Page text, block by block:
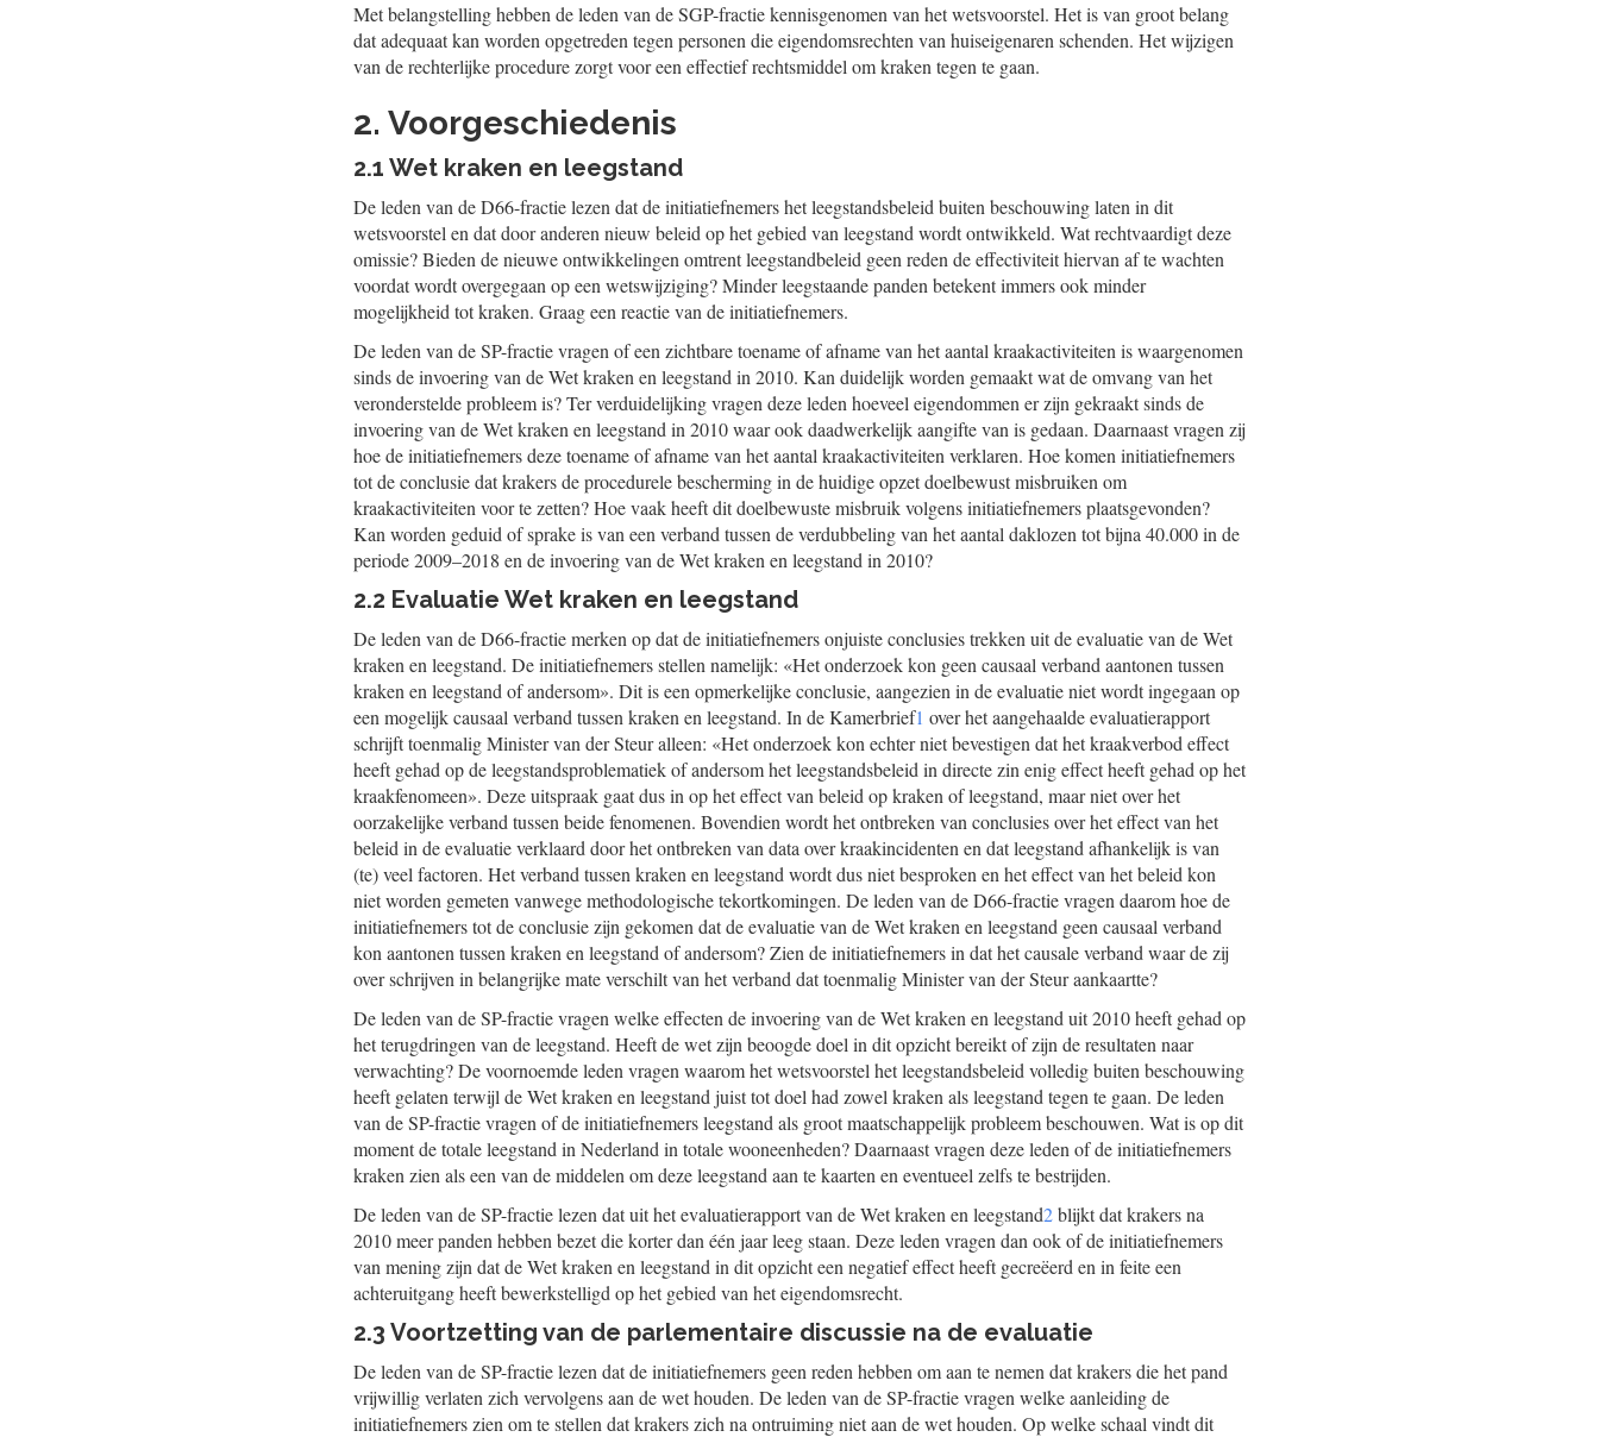
Met belangstelling hebben de leden van de SGP-fractie kennisgenomen van het wetsvoorstel. Het is van groot belang
dat adequaat kan worden opgetreden tegen personen die eigendomsrechten van huiseigenaren schenden. Het wijzigen
van de rechterlijke procedure zorgt voor een effectief rechtsmiddel om kraken tegen te gaan.
2. Voorgeschiedenis
2.1 Wet kraken en leegstand
De leden van de D66-fractie lezen dat de initiatiefnemers het leegstandsbeleid buiten beschouwing laten in dit
wetsvoorstel en dat door anderen nieuw beleid op het gebied van leegstand wordt ontwikkeld. Wat rechtvaardigt deze
omissie? Bieden de nieuwe ontwikkelingen omtrent leegstandbeleid geen reden de effectiviteit hiervan af te wachten
voordat wordt overgegaan op een wetswijziging? Minder leegstaande panden betekent immers ook minder
mogelijkheid tot kraken. Graag een reactie van de initiatiefnemers.
De leden van de SP-fractie vragen of een zichtbare toename of afname van het aantal kraakactiviteiten is waargenomen
sinds de invoering van de Wet kraken en leegstand in 2010. Kan duidelijk worden gemaakt wat de omvang van het
veronderstelde probleem is? Ter verduidelijking vragen deze leden hoeveel eigendommen er zijn gekraakt sinds de
invoering van de Wet kraken en leegstand in 2010 waar ook daadwerkelijk aangifte van is gedaan. Daarnaast vragen zij
hoe de initiatiefnemers deze toename of afname van het aantal kraakactiviteiten verklaren. Hoe komen initiatiefnemers
tot de conclusie dat krakers de procedurele bescherming in de huidige opzet doelbewust misbruiken om
kraakactiviteiten voor te zetten? Hoe vaak heeft dit doelbewuste misbruik volgens initiatiefnemers plaatsgevonden?
Kan worden geduid of sprake is van een verband tussen de verdubbeling van het aantal daklozen tot bijna 40.000 in de
periode 2009–2018 en de invoering van de Wet kraken en leegstand in 2010?
2.2 Evaluatie Wet kraken en leegstand
De leden van de D66-fractie merken op dat de initiatiefnemers onjuiste conclusies trekken uit de evaluatie van de Wet
kraken en leegstand. De initiatiefnemers stellen namelijk: «Het onderzoek kon geen causaal verband aantonen tussen
kraken en leegstand of andersom». Dit is een opmerkelijke conclusie, aangezien in de evaluatie niet wordt ingegaan op
een mogelijk causaal verband tussen kraken en leegstand. In de Kamerbrief1 over het aangehaalde evaluatierapport
schrijft toenmalig Minister van der Steur alleen: «Het onderzoek kon echter niet bevestigen dat het kraakverbod effect
heeft gehad op de leegstandsproblematiek of andersom het leegstandsbeleid in directe zin enig effect heeft gehad op het
kraakfenomeen». Deze uitspraak gaat dus in op het effect van beleid op kraken of leegstand, maar niet over het
oorzakelijke verband tussen beide fenomenen. Bovendien wordt het ontbreken van conclusies over het effect van het
beleid in de evaluatie verklaard door het ontbreken van data over kraakincidenten en dat leegstand afhankelijk is van
(te) veel factoren. Het verband tussen kraken en leegstand wordt dus niet besproken en het effect van het beleid kon
niet worden gemeten vanwege methodologische tekortkomingen. De leden van de D66-fractie vragen daarom hoe de
initiatiefnemers tot de conclusie zijn gekomen dat de evaluatie van de Wet kraken en leegstand geen causaal verband
kon aantonen tussen kraken en leegstand of andersom? Zien de initiatiefnemers in dat het causale verband waar de zij
over schrijven in belangrijke mate verschilt van het verband dat toenmalig Minister van der Steur aankaartte?
De leden van de SP-fractie vragen welke effecten de invoering van de Wet kraken en leegstand uit 2010 heeft gehad op
het terugdringen van de leegstand. Heeft de wet zijn beoogde doel in dit opzicht bereikt of zijn de resultaten naar
verwachting? De voornoemde leden vragen waarom het wetsvoorstel het leegstandsbeleid volledig buiten beschouwing
heeft gelaten terwijl de Wet kraken en leegstand juist tot doel had zowel kraken als leegstand tegen te gaan. De leden
van de SP-fractie vragen of de initiatiefnemers leegstand als groot maatschappelijk probleem beschouwen. Wat is op dit
moment de totale leegstand in Nederland in totale wooneenheden? Daarnaast vragen deze leden of de initiatiefnemers
kraken zien als een van de middelen om deze leegstand aan te kaarten en eventueel zelfs te bestrijden.
De leden van de SP-fractie lezen dat uit het evaluatierapport van de Wet kraken en leegstand2blijkt dat krakers na
2010 meer panden hebben bezet die korter dan één jaar leeg staan. Deze leden vragen dan ook of de initiatiefnemers
van mening zijn dat de Wet kraken en leegstand in dit opzicht een negatief effect heeft gecreëerd en in feite een
achteruitgang heeft bewerkstelligd op het gebied van het eigendomsrecht.
2.3 Voortzetting van de parlementaire discussie na de evaluatie
De leden van de SP-fractie lezen dat de initiatiefnemers geen reden hebben om aan te nemen dat krakers die het pand
vrijwillig verlaten zich vervolgens aan de wet houden. De leden van de SP-fractie vragen welke aanleiding de
initiatiefnemers zien om te stellen dat krakers zich na ontruiming niet aan de wet houden. Op welke schaal vindt dit